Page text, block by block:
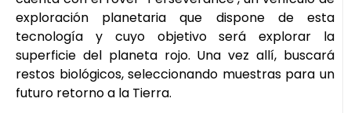
exploración planetaria que dispone de esta
tecnología y cuyo objetivo será explorar la
superficie del planeta rojo. Una vez allí, buscará
restos biológicos, seleccionando muestras para un
futuro retorno a la Tierra.